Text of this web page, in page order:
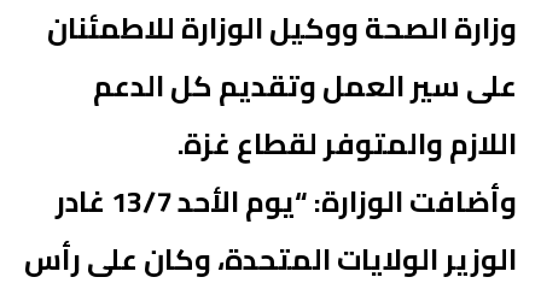
وزارة الصحة ووكيل الوزارة للاطمئنان
على سير العمل وتقديم كل الدعم
اللازم والمتوفر لقطاع غزة.
وأضافت الوزارة: “يوم الأحد 13/7 غادر
الوزير الولايات المتحدة، وكان على رأس